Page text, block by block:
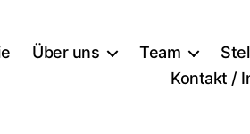
Über uns Team
Kontakt /